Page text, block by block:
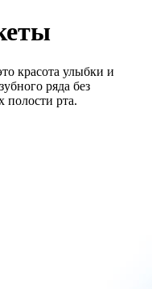
красота улыбки и
ряда без
полости рта.